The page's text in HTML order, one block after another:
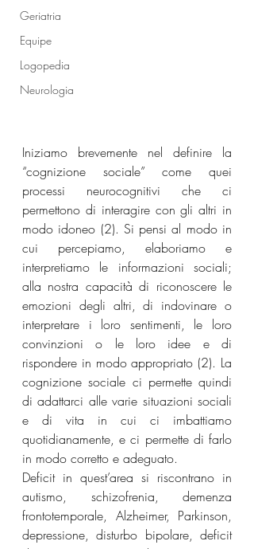
Geriatria
Equipe
Logopedia
Neurologia
Iniziamo brevemente nel definire la
“cognizione sociale” come quei
processi neurocognitivi che ci
permettono di interagire con gli altri in
modo idoneo (2). Si pensi al modo in
cui percepiamo, elaboriamo e
interpretiamo le informazioni sociali;
alla nostra capacità di riconoscere le
emozioni degli altri, di indovinare o
interpretare i loro sentimenti, le loro
convinzioni o le loro idee e di
rispondere in modo appropriato (2). La
cognizione sociale ci permette quindi
di adattarci alle varie situazioni sociali
e di vita in cui ci imbattiamo
quotidianamente, e ci permette di farlo
in modo corretto e adeguato.
Deficit in quest’area si riscontrano in
autismo, schizofrenia, demenza
frontotemporale, Alzheimer, Parkinson,
depressione, disturbo bipolare, deficit